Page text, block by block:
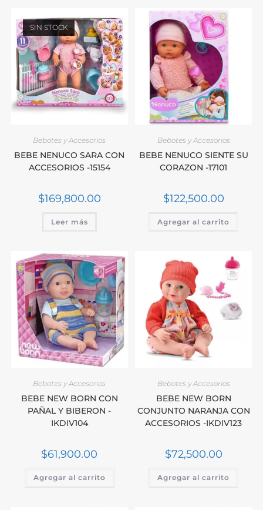
SIN STOCK
Bebotes y Accesorios
BEBE NENUCO SARA CON
ACCESORIOS -15154
$169,800.00
Leer más
Bebotes y Accesorios
BEBE NENUCO SIENTE SU
CORAZON -17101
$122,500.00
Agregar al carrito
Bebotes y Accesorios
BEBE NEW BORN CON
PAÑAL Y BIBERON -
IKDIV104
$61,900.00
Agregar al carrito
Bebotes y Accesorios
BEBE NEW BORN
CONJUNTO NARANJA CON
ACCESORIOS -IKDIV123
$72,500.00
Agregar al carrito